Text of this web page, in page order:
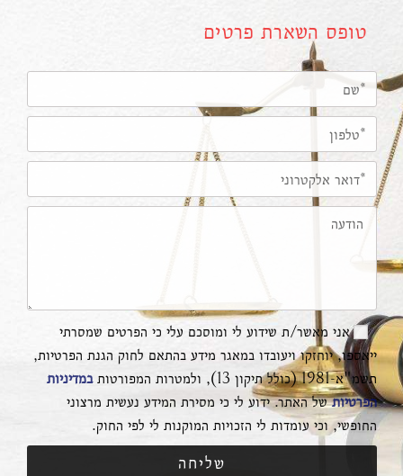
טופס השארת פרטים
אני מאשר/ת שידוע לי ומוסכם עלי כי הפרטים שמסרתי
ייאספו, יוחזקו ויעובדו במאגר מידע בהתאם לחוק הגנת הפרטיות,
תשמ"א-1981 (כולל תיקון 13), ולמטרות המפורטות
במדיניות
הפרטיותשל האתר. ידוע לי כי מסירת המידע נעשית מרצוני
החופשי, וכי עומדות לי הזכויות המוקנות לי לפי החוק.
שליחה